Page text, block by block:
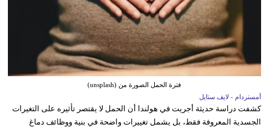
فترة الحمل الصورة من (unsplash)
أمستردام - لايف ستايل
كشفت دراسة حديثة أجريت في هولندا أن الحمل لا يقتصر تأثيره على التغيرات
الجسدية المعروفة فقط، بل يشمل تغييرات واضحة في بنية ووظائف دماغ